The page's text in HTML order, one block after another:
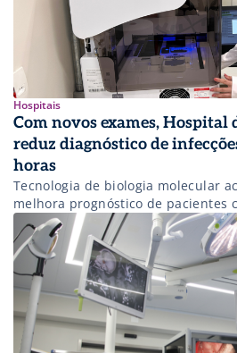
Hospitais
Com novos exames, Hospital
reduz diagnóstico de
horas
Tecnologia de biologia molecular
melhora prognóstico de pacientes